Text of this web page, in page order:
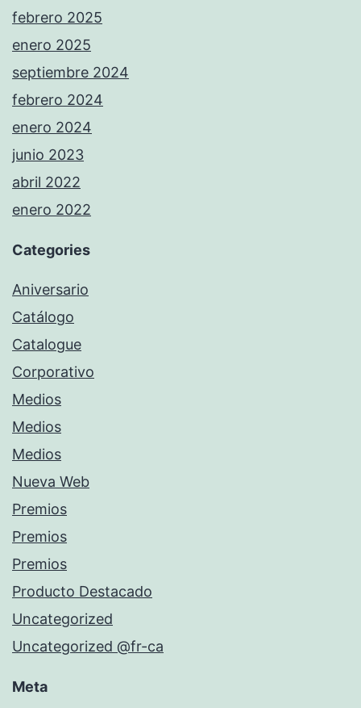
febrero 2025
enero 2025
septiembre 2024
febrero 2024
enero 2024
junio 2023
abril 2022
enero 2022
Categories
Aniversario
Catálogo
Catalogue
Corporativo
Medios
Medios
Medios
Nueva Web
Premios
Premios
Premios
Producto Destacado
Uncategorized
Uncategorized @fr-ca
Meta